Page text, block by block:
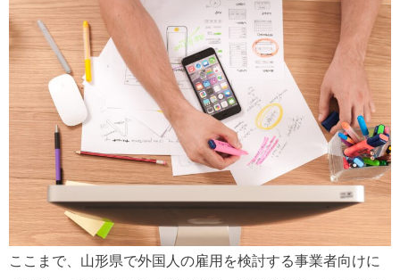
ここまで、山形県で外国人の雇用を検討する事業者向けに